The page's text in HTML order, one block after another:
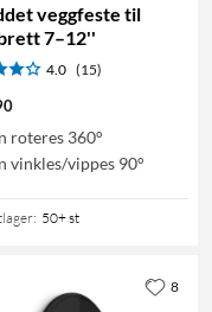
veggfeste til
7–12''
4.0 (15)
roteres 360°
vinkles/vippes 90°
: 50+ st
8